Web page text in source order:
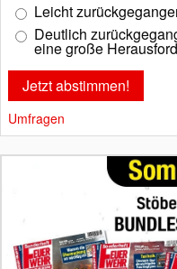
Leicht
Deutlich
eine große
Umfragen